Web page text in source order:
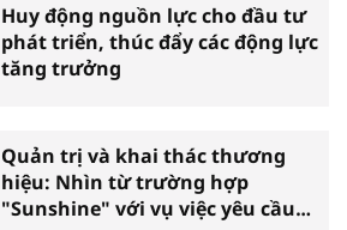
Huy động nguồn lực cho đầu tư
phát triển, thúc đẩy các động lực
tăng trưởng
Quản trị và khai thác thương
hiệu: Nhìn từ trường hợp
"Sunshine" với vụ việc yêu cầu